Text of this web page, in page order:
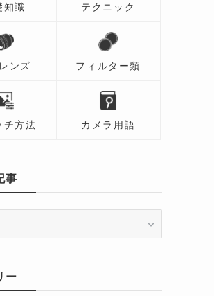
知識 テクニック
ンズ フィルター類
チ方法 カメラ用語
事
ー